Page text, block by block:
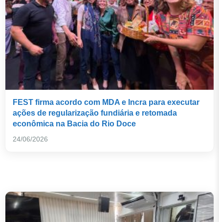
FEST firma acordo com MDA e Incra para executar
ações de regularização fundiária e retomada
econômica na Bacia do Rio Doce
24/06/2026